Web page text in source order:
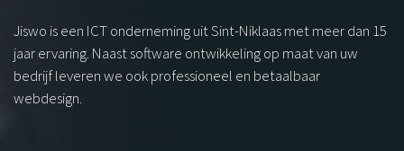
Jiswo is een ICT onderneming uit Sint-Niklaas met meer dan 15
jaar ervaring. Naast software ontwikkeling op maat van uw
bedrijf leveren we ook professioneel en betaalbaar
webdesign.